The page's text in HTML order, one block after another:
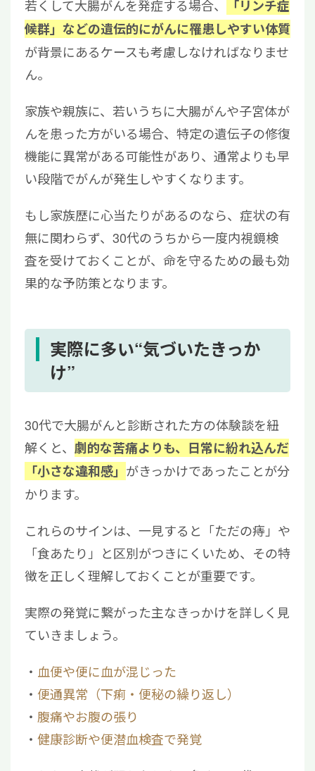
若くして大腸がんを発症する場合、
「リンチ症
候群」などの遺伝的にがんに罹患しやすい体質
が背景にあるケースも考慮しなければなりませ
ん。
家族や親族に、若いうちに大腸がんや子宮体が
んを患った方がいる場合、特定の遺伝子の修復
機能に異常がある可能性があり、通常よりも早
い段階でがんが発生しやすくなります。
もし家族歴に心当たりがあるのなら、症状の有
無に関わらず、30代のうちから一度内視鏡検
査を受けておくことが、命を守るための最も効
果的な予防策となります。
実際に多い“気づいたきっか
け”
30代で大腸がんと診断された方の体験談を紐
解くと、 劇的な苦痛よりも、日常に紛れ込んだ
「小さな違和感」 がきっかけであったことが分
かります。
これらのサインは、一見すると「ただの痔」や
「食あたり」と区別がつきにくいため、その特
徴を正しく理解しておくことが重要です。
実際の発覚に繋がった主なきっかけを詳しく見
ていきましょう。
血便や便に血が混じった
便通異常（下痢・便秘の繰り返し）
腹痛やお腹の張り
健康診断や便潜血検査で発覚